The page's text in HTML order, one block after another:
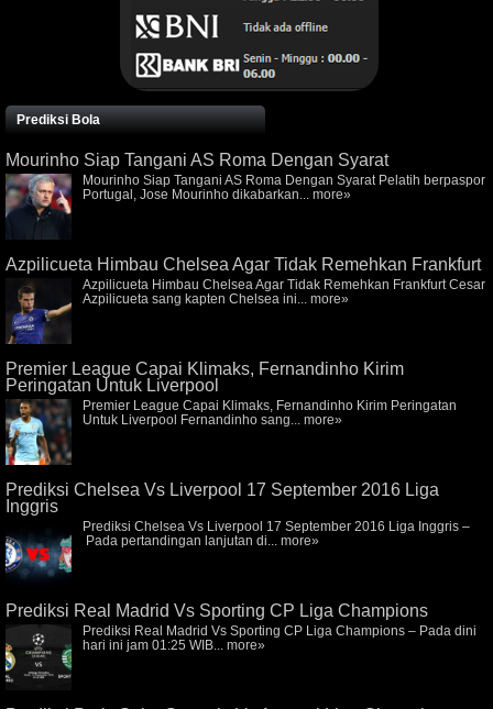
Prediksi Bola
Mourinho Siap Tangani AS Roma Dengan Syarat
Mourinho Siap Tangani AS Roma Dengan Syarat Pelatih berpaspor
Portugal, Jose Mourinho dikabarkan... more»
Azpilicueta Himbau Chelsea Agar Tidak Remehkan Frankfurt
Azpilicueta Himbau Chelsea Agar Tidak Remehkan Frankfurt Cesar
Azpilicueta sang kapten Chelsea ini... more»
Premier League Capai Klimaks, Fernandinho Kirim
Peringatan Untuk Liverpool
Premier League Capai Klimaks, Fernandinho Kirim Peringatan
Untuk Liverpool Fernandinho sang... more»
Prediksi Chelsea Vs Liverpool 17 September 2016 Liga
Inggris
Prediksi Chelsea Vs Liverpool 17 September 2016 Liga Inggris –
Pada pertandingan lanjutan di... more»
Prediksi Real Madrid Vs Sporting CP Liga Champions
Prediksi Real Madrid Vs Sporting CP Liga Champions – Pada dini
hari ini jam 01:25 WIB... more»